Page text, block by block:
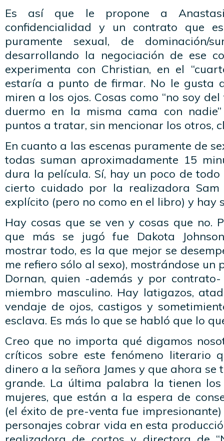
Es así que le propone a
confidencialidad y un contrato que
puramente sexual, de dominación/
desarrollando la negociación de ese
experimenta con Christian, en el
estaría a punto de firmar. No le gusta
miren a los ojos. Cosas como “no soy
duermo en la misma cama con
puntos a tratar, sin mencionar los otros,
En cuanto a las escenas puramente de
todas suman aproximadamente 15
dura la película. Sí, hay un poco de
cierto cuidado por la realizadora Sam
explícito (pero no como en el libro) y hay
Hay cosas que se ven y cosas que no.
que más se jugó fue Dakota
mostrar todo, es la que mejor se
me refiero sólo al sexo), mostrándose un
Dornan, quien -además y por
miembro masculino. Hay latigazos,
vendaje de ojos, castigos y
esclava. Es más lo que se habló que lo
Creo que no importa qué digamos
críticos sobre este fenómeno literario
dinero a la señora James y que ahora
grande. La última palabra la tienen
mujeres, que están a la espera de
(el éxito de pre-venta fue
personajes cobrar vida en esta